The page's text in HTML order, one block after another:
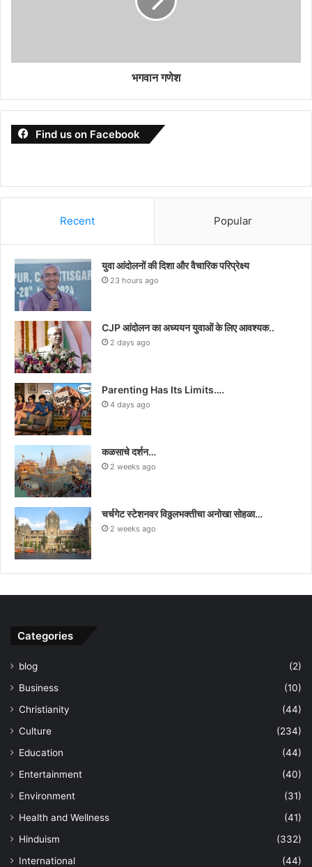
भगवान गणेश
Find us on Facebook
Recent Popular
युवा आंदोलनों की दिशा और वैचारिक परिप्रेक्ष्य
23 hours ago
CJP आंदोलन का अध्ययन युवाओं के लिए आवश्यक..
2 days ago
Parenting Has Its Limits….
4 days ago
कळसाचे दर्शन…
2 weeks ago
चर्चगेट स्टेशनवर विठ्ठलभक्तीचा अनोखा सोहळा…
2 weeks ago
Categories
blog
(2)
Business
(10)
Christianity
(44)
Culture
(234)
Education
(44)
Entertainment
(40)
Environment
(31)
Health and Wellness
(41)
Hinduism
(332)
International
(44)